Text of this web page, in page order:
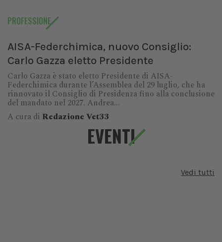
PROFESSIONE
AISA-Federchimica, nuovo Consiglio:
Carlo Gazza eletto Presidente
Carlo Gazza è stato eletto Presidente di AISA-
Federchimica durante l’Assemblea del 29 luglio, che ha
rinnovato il Consiglio di Presidenza fino alla conclusione
del mandato nel 2027. Andrea...
A cura di Redazione Vet33
EVENTI
Vedi tutti